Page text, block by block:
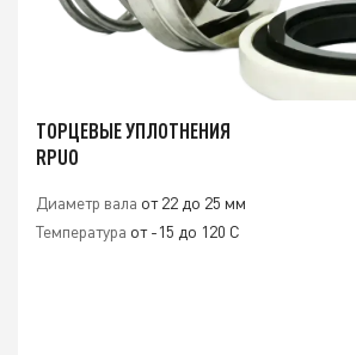
ТОРЦЕВЫЕ УПЛОТНЕНИЯ
RPUO
Диаметр вала от 22 до 25 мм
Температура от -15 до 120 C